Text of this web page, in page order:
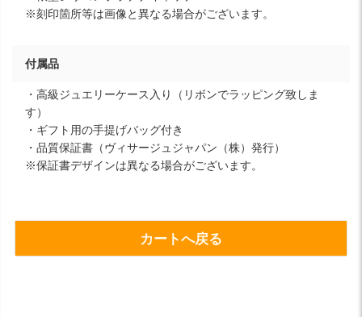
※刻印箇所等は画像と異なる場合がございます。
付属品
・高級ジュエリーケース入り（リボンでラッピング致しま
す）
・ギフト用の手提げバッグ付き
・品質保証書（ヴィサージュジャパン（株）発行）
※保証書デザインは異なる場合がございます。
カートへ戻る